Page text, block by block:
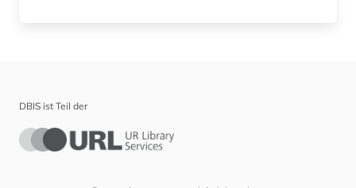
DBIS ist Teil der